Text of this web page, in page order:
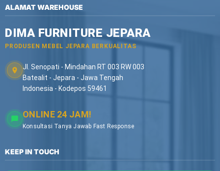
ALAMAT WAREHOUSE
DIMA FURNITURE JEPARA
PRODUSEN MEBEL JEPARA BERKUALITAS
Jl. Senopati - Mindahan RT 003 RW 003
Batealit - Jepara - Jawa Tengah
Indonesia - Kodepos 59461
ONLINE 24 JAM!
Konsultasi Tanya Jawab Fast Response
KEEP IN TOUCH